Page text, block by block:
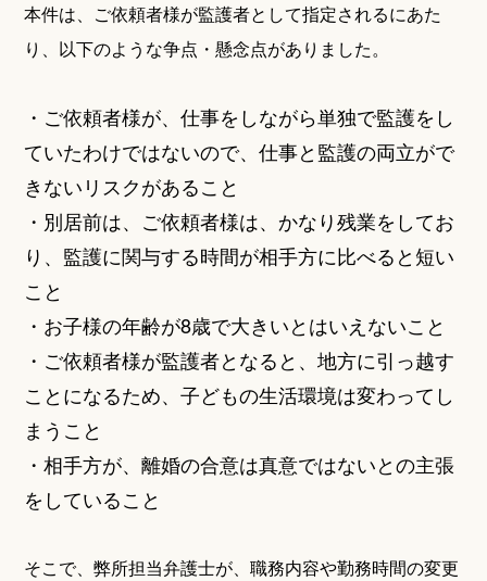
本件は、ご依頼者様が監護者として指定されるにあた
り、以下のような争点・懸念点がありました。
・ご依頼者様が、仕事をしながら単独で監護をし
ていたわけではないので、仕事と監護の両立がで
きないリスクがあること
・別居前は、ご依頼者様は、かなり残業をしてお
り、監護に関与する時間が相手方に比べると短い
こと
・お子様の年齢が8歳で大きいとはいえないこと
・ご依頼者様が監護者となると、地方に引っ越す
ことになるため、子どもの生活環境は変わってし
まうこと
・相手方が、離婚の合意は真意ではないとの主張
をしていること
そこで、弊所担当弁護士が、職務内容や勤務時間の変更